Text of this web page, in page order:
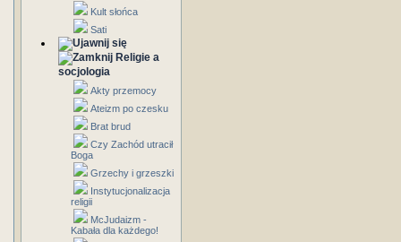
Kult słońca
Sati
Religie a
socjologia
Akty przemocy
Ateizm po czesku
Brat brud
Czy Zachód utracił
Boga
Grzechy i grzeszki
Instytucjonalizacja
religii
McJudaizm -
Kabała dla każdego!